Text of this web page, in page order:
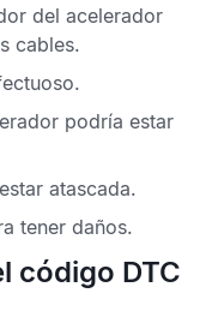
del acelerador
cables.
podría estar
atascada.
tener daños.
código DTC